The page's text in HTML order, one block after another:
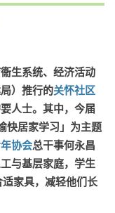
生系统、经济活动
）推行的关怀社区
人士。其中，今届
快居家学习」为主题
协会总干事何永昌
与基层家庭，学生
家具，减轻他们长